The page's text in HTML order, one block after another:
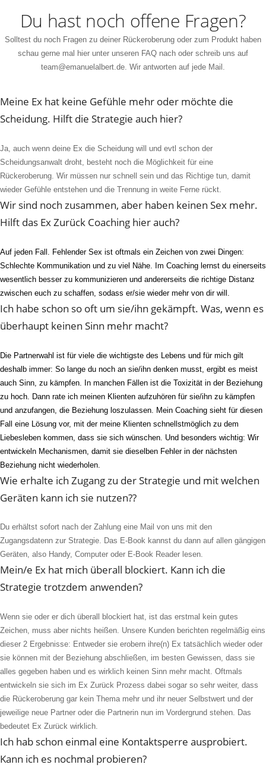
Du hast noch offene Fragen?
Solltest du noch Fragen zu deiner Rückeroberung oder zum Produkt haben
schau gerne mal hier unter unseren FAQ nach oder schreib uns auf
team@emanuelalbert.de. Wir antworten auf jede Mail.
Meine Ex hat keine Gefühle mehr oder möchte die
Scheidung. Hilft die Strategie auch hier?
Ja, auch wenn deine Ex die Scheidung will und evtl schon der
Scheidungsanwalt droht, besteht noch die Möglichkeit für eine
Rückeroberung. Wir müssen nur schnell sein und das Richtige tun , damit
wieder Gefühle entstehen und die Trennung in weite Ferne rückt.
Wir sind noch zusammen, aber haben keinen Sex mehr.
Hilft das Ex Zurück Coaching hier auch?
Auf jeden Fall. Fehlender Sex ist oftmals ein Zeichen von zwei Dingen:
Schlechte Kommunikation und zu viel Nähe. Im Coaching lernst du einerseits
wesentlich besser zu kommunizieren und andererseits die richtige Distanz
zwischen euch zu schaffen, sodass er/sie wieder mehr von dir will.
Ich habe schon so oft um sie/ihn gekämpft. Was, wenn es
überhaupt keinen Sinn mehr macht?
Die Partnerwahl ist für viele die wichtigste des Lebens und für mich gilt
deshalb immer: So lange du noch an sie/ihn denken musst, ergibt es meist
auch Sinn, zu kämpfen. In manchen Fällen ist die Toxizität in der Beziehung
zu hoch. Dann rate ich meinen Klienten aufzuhören für sie/ihn zu kämpfen
und anzufangen, die Beziehung loszulassen. Mein Coaching sieht für diesen
Fall eine Lösung vor, mit der meine Klienten schnellstmöglich zu dem
Liebesleben kommen , dass sie sich wünschen Und besonders wichtig: Wir
entwickeln Mechanismen, damit sie dieselben Fehler in der nächsten
Beziehung nicht wiederholen
Wie erhalte ich Zugang zu der Strategie und mit welchen
Geräten kann ich sie nutzen??
Du erhältst sofort nach der Zahlung eine Mail von uns mit den
Zugangsdatenn zur Strategie. Das E-Book kannst du dann auf allen gängigen
Geräten, also Handy, Computer oder E-Book Reader lesen.
Mein/e Ex hat mich überall blockiert. Kann ich die
Strategie trotzdem anwenden?
Wenn sie oder er dich überall blockiert hat, ist das erstmal kein gutes
Zeichen, muss aber nichts heißen. Unsere Kunden berichten regelmäßig eins
dieser 2 Ergebnisse: Entweder sie erobern ihre(n) Ex tatsächlich wieder oder
sie können mit der Beziehung abschließen, im besten Gewissen, dass sie
alles gegeben haben und es wirklich keinen Sinn mehr macht. Oftmals
entwickeln sie sich im Ex Zurück Prozess dabei sogar so sehr weiter, dass
die Rückeroberung gar kein Thema mehr und ihr neuer Selbstwert und der
jeweilige neue Partner oder die Partnerin nun im Vordergrund stehen. Das
bedeutet Ex Zurück wirklich.
Ich hab schon einmal eine Kontaktsperre ausprobiert.
Kann ich es nochmal probieren?